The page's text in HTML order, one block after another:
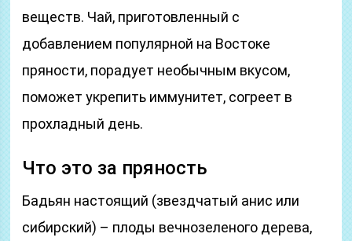
веществ. Чай, приготовленный с
добавлением популярной на Востоке
пряности, порадует необычным вкусом,
поможет укрепить иммунитет, согреет в
прохладный день.
Что это за пряность
Бадьян настоящий (звездчатый анис или
сибирский) – плоды вечнозеленого дерева,